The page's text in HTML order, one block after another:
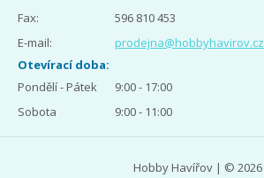
Fax:
596 810 453
E-mail:
prodejna@hobbyhavirov.cz
Otevírací doba:
Pondělí - Pátek
9:00 - 17:00
Sobota
9:00 - 11:00
Hobby Havířov | © 2026